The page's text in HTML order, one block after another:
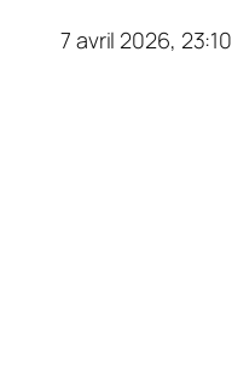
7 avril 2026, 23:10